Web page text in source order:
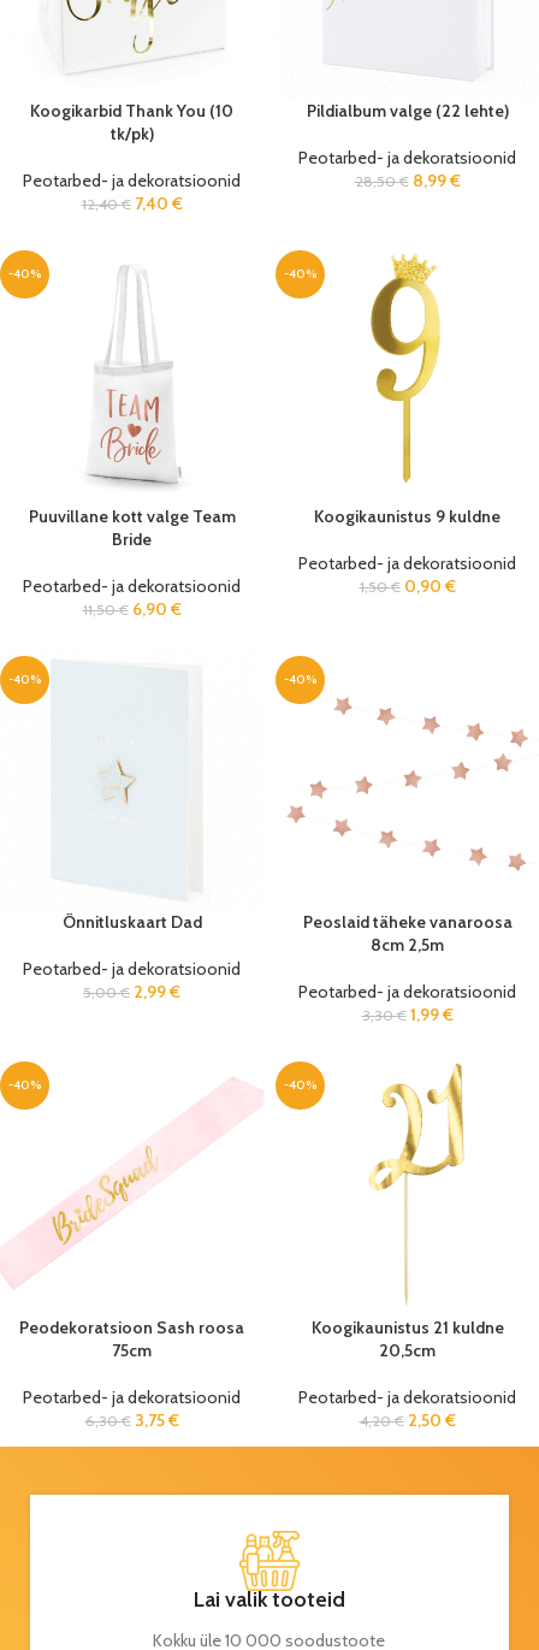
Koogikarbid Thank You (10
tk/pk)
Peotarbed- ja dekoratsioonid
12,40€ 7,40 €
Pildialbum valge (22 lehte)
Peotarbed- ja dekoratsioonid
28,50€ 8,99€
-40%
Puuvillane kott valge Team
Bride
Peotarbed- ja dekoratsioonid
11,50€ 6,90 €
-40%
Koogikaunistus 9 kuldne
Peotarbed- ja dekoratsioonid
1,50€ 0,90 €
-40%
Õnnitluskaart Dad
Peotarbed- ja dekoratsioonid
5,00€ 2,99€
-40%
Peoslaid täheke vanaroosa
8cm 2,5m
Peotarbed- ja dekoratsioonid
3,30€ 1,99€
-40%
Peodekoratsioon Sash roosa
75cm
Peotarbed- ja dekoratsioonid
6,30€ 3,75€
-40%
Koogikaunistus 21 kuldne
20,5cm
Peotarbed- ja dekoratsioonid
4,20€ 2,50 €
Lai valik tooteid
Kokku üle 10 000 soodustoote